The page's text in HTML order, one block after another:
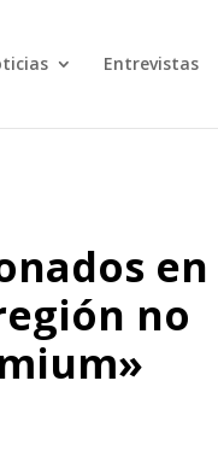
Entrevistas
en
no